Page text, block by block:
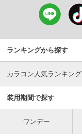
ランキングから探す
カラコン人気ランキング
装用期間で探す
ワンデー